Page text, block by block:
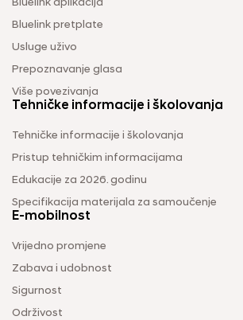
Bluelink aplikacija
Bluelink pretplate
Usluge uživo
Prepoznavanje glasa
Više povezivanja
Tehničke informacije i školovanja
Tehničke informacije i školovanja
Pristup tehničkim informacijama
Edukacije za 2026. godinu
Specifikacija materijala za samoučenje
E-mobilnost
Vrijedno promjene
Zabava i udobnost
Sigurnost
Održivost